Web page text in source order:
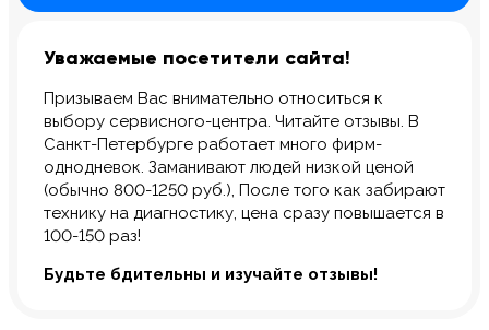
Уважаемые посетители сайта!
Призываем Вас внимательно относиться к
выбору сервисного-центра. Читайте отзывы. В
Санкт-Петербурге работает много фирм-
однодневок. Заманивают людей низкой ценой
(обычно 800-1250 руб.), После того как забирают
технику на диагностику, цена сразу повышается в
100-150 раз!
Будьте бдительны и изучайте отзывы!